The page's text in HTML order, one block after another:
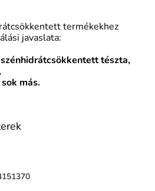
termékekhez
javaslata:
tészta,
más.